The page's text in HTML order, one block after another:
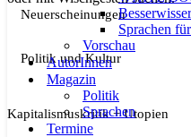
Besserwisser
Sprachen
Vorschau
AutorInnen
Magazin
Politik
Sprachen
Termine
Neuerscheinungen
Politik und Kultur
Kapitalismuskritik + Utopien